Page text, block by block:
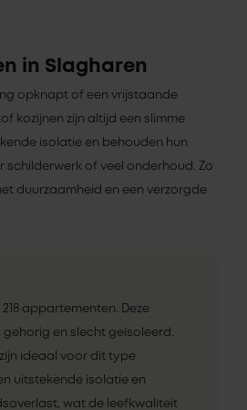
in Slagharen
opknapt of een vrijstaande
kozijnen zijn altijd een slimme
isolatie en behouden hun
schilderwerk of veel onderhoud. Zo
duurzaamheid en een verzorgde
218 appartementen. Deze
en slecht geïsoleerd.
ideaal voor dit type
uitstekende isolatie en
wat de leefkwaliteit